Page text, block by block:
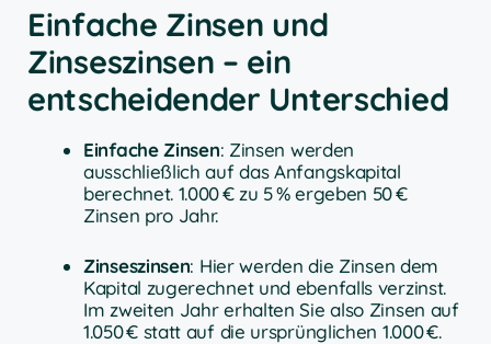
Einfache Zinsen und
Zinseszinsen – ein
entscheidender Unterschied
Einfache Zinsen: Zinsen werden
ausschließlich auf das Anfangskapital
berechnet. 1.000 € zu 5 % ergeben 50 €
Zinsen pro Jahr.
Zinseszinsen: Hier werden die Zinsen dem
Kapital zugerechnet und ebenfalls verzinst.
Im zweiten Jahr erhalten Sie also Zinsen auf
1.050 € statt auf die ursprünglichen 1.000 €.